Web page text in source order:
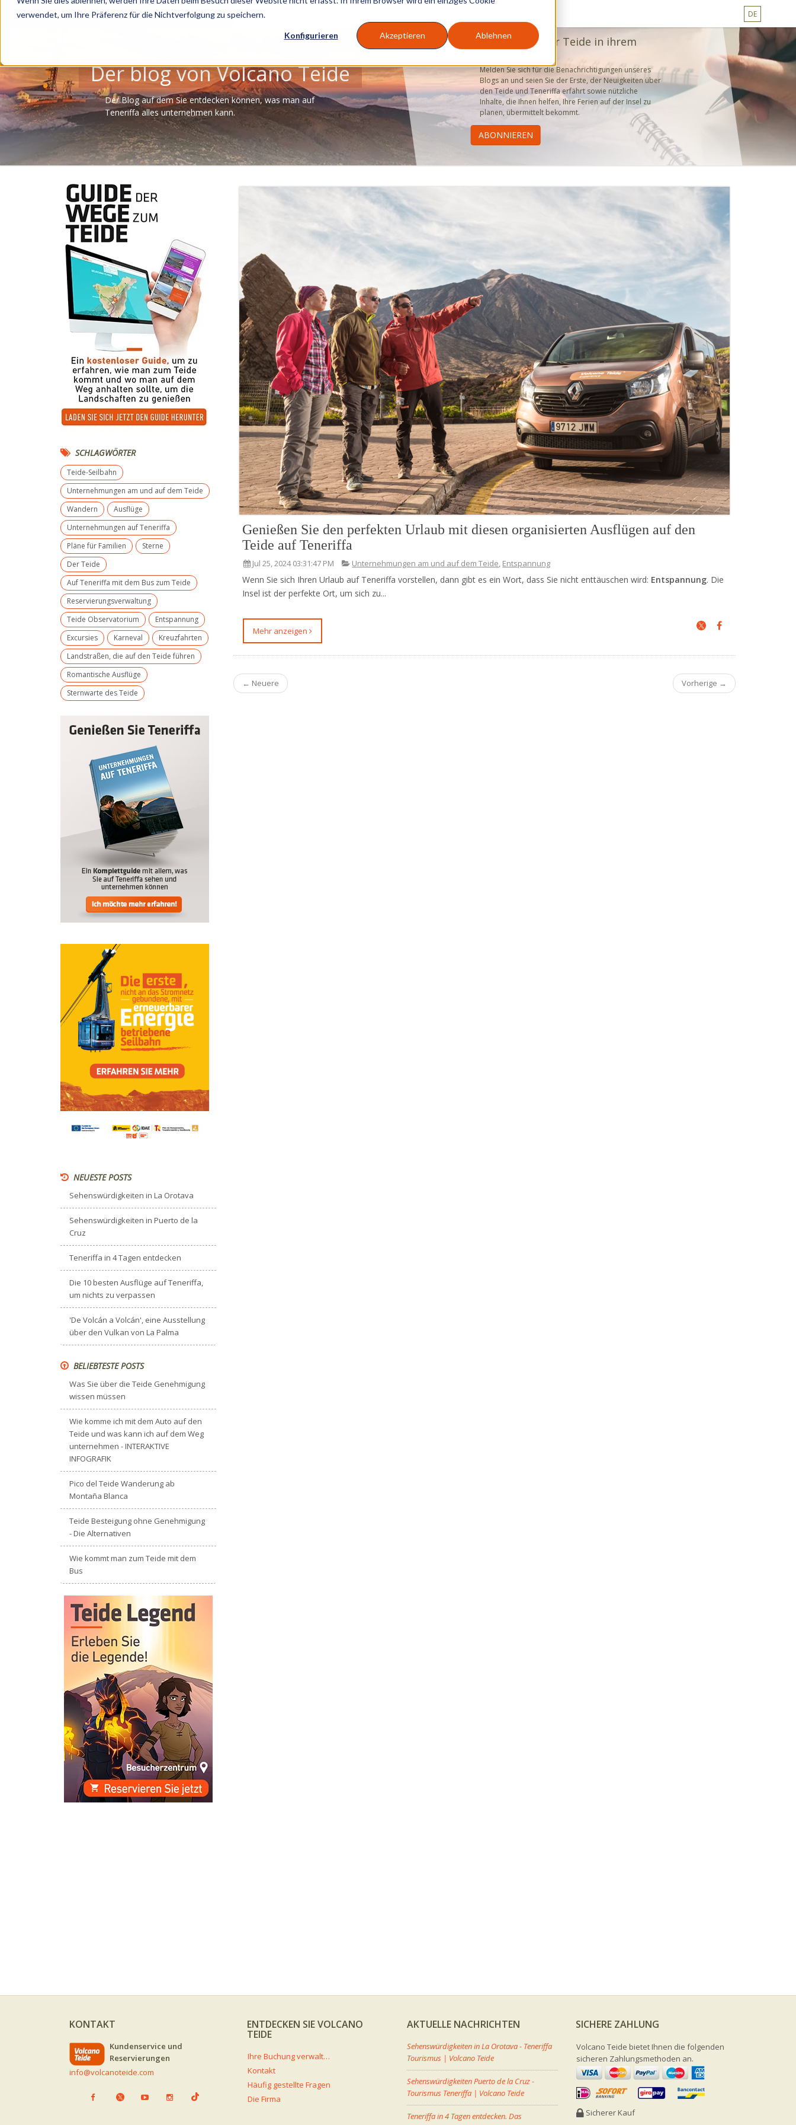
verwendet, um Ihre Präferenz für die Nichtverfolgung zu speichern.
Konfigurieren Akzeptieren Ablehnen
Touren und Aktivitäten DE
Der blog von Volcano Teide
Der Blog auf dem Sie entdecken können, was man auf
Teneriffa alles unternehmen kann.
Teneriffa und der Teide in ihrem
postfach
Melden Sie sich für die Benachrichtigungen unseres
Blogs an und seien Sie der Erste, der Neuigkeiten über
den Teide und Teneriffa erfährt sowie nützliche
Inhalte, die Ihnen helfen, Ihre Ferien auf der Insel zu
planen, übermittelt bekommt.
Genießen Sie den perfekten Urlaub mit diesen organisierten Ausflügen auf den
Teide auf Teneriffa
Jul 25, 2024 03:31:47 PM Unternehmungen am und auf dem Teide Entspannung
Wenn Sie sich Ihren Urlaub auf Teneriffa vorstellen, dann gibt es ein Wort, dass Sie nicht enttäuschen wird: Entspannung. Die
Insel ist der perfekte Ort, um sich zu...
Mehr anzeigen
← Neuere Vorherige →
SCHLAGWÖRTER
Teide-Seilbahn
Unternehmungen am und auf dem Teide
Wandern
Ausflüge
Unternehmungen auf Teneriffa
Pläne für Familien
Sterne
Der Teide
Auf Teneriffa mit dem Bus zum Teide
Reservierungsverwaltung
Teide Observatorium
Entspannung
Excursies
Karneval
Kreuzfahrten
Landstraßen, die auf den Teide führen
Romantische Ausflüge
Sternwarte des Teide
NEUESTE POSTS
Sehenswürdigkeiten in La Orotava
Sehenswürdigkeiten in Puerto de la
Cruz
Teneriffa in 4 Tagen entdecken
Die 10 besten Ausflüge auf Teneriffa,
um nichts zu verpassen
'De Volcán a Volcán', eine Ausstellung
über den Vulkan von La Palma
BELIEBTESTE POSTS
Was Sie über die Teide Genehmigung
wissen müssen
Wie komme ich mit dem Auto auf den
Teide und was kann ich auf dem Weg
unternehmen - INTERAKTIVE
INFOGRAFIK
Pico del Teide Wanderung ab
Montaña Blanca
Teide Besteigung ohne Genehmigung
- Die Alternativen
Wie kommt man zum Teide mit dem
Bus
KONTAKT
Kundenservice und
Reservierungen
info@volcanoteide.com
ENTDECKEN SIE VOLCANO
TEIDE
Ihre Buchung verwalten
Kontakt
Häufig gestellte Fragen
Die Firma
AKTUELLE NACHRICHTEN
Sehenswürdigkeiten in La Orotava - Teneriffa
Tourismus | Volcano Teide
Sehenswürdigkeiten Puerto de la Cruz -
Tourismus Teneriffa | Volcano Teide
Teneriffa in 4 Tagen entdecken. Das
SICHERE ZAHLUNG
Volcano Teide bietet Ihnen die folgenden
sicheren Zahlungsmethoden an.
Sicherer Kauf